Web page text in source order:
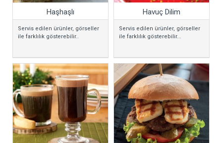
Haşhaşlı
Servis edilen ürünler, görseller
ile farklılık gösterebilir..
Havuç Dilim
Servis edilen ürünler, görseller
ile farklılık gösterebilir...